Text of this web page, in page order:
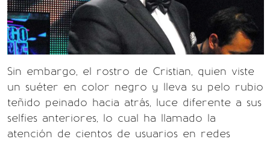
Sin embargo, el rostro de Cristian, quien viste
un suéter en color negro y lleva su pelo rubio
teñido peinado hacia atrás, luce diferente a sus
selfies anteriores, lo cual ha llamado la
atención de cientos de usuarios en redes